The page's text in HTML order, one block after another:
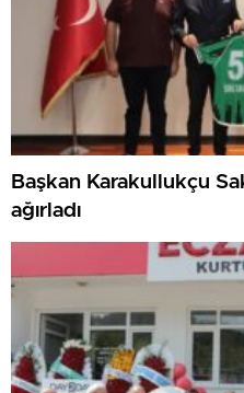
Başkan Karakullukçu
ağırladı